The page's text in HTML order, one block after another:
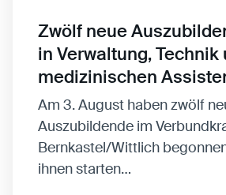
Zwölf neue
in Verwaltung, Technik
medizinischen
Am 3. August haben zwölf
Auszubildende im
Bernkastel/Wittlich
ihnen starten…